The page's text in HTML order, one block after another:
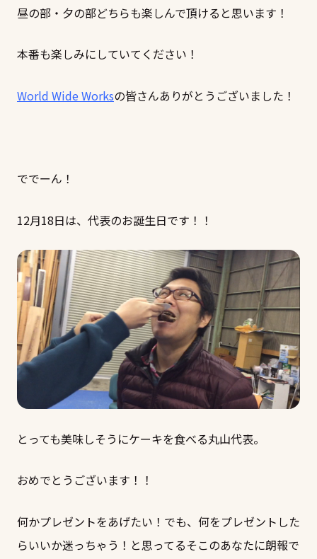
昼の部・夕の部どちらも楽しんで頂けると思います！
本番も楽しみにしていてください！
World Wide Worksの皆さんありがとうございました！
ででーん！
12月18日は、代表のお誕生日です！！
とっても美味しそうにケーキを食べる丸山代表。
おめでとうございます！！
何かプレゼントをあげたい！でも、何をプレゼントした
らいいか迷っちゃう！と思ってるそこのあなたに朗報で